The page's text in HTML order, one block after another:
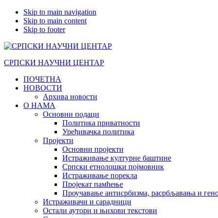
Skip to main navigation
Skip to main content
Skip to footer
СРПСКИ НАУЧНИ ЦЕНТАР
ПОЧЕТНА
НОВОСТИ
Архива новости
О НАМА
Основни подаци
Политика приватности
Уређивачка политика
Пројекти
Основни пројекти
Истраживање културне баштине
Српски етнолошки појмовник
Истраживање порекла
Пројекат памћење
Проучавање антисрбизма, расрбљавања и
Истраживачи и сарадници
Остали аутори и њихови текстови